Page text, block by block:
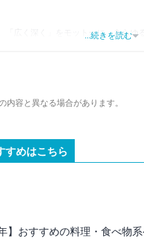
。「広く深く」をモットーに、あら
く評価されている。現在は、アプリ
...続きを読む
容と異なる場合があります。
すめはこちら
年】おすすめの料理・食べ物